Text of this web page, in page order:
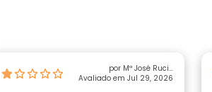
por Mª José Rucio
Zamorano
Avaliado em Jul 29, 2026